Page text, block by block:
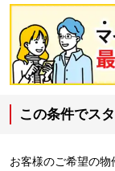
この条件でス
お客様のご希望の